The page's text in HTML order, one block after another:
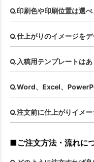
Q.印刷色や印刷位置は選べ
Q.仕上がりのイメージをデ
Q.入稿用テンプレートはあ
Q.Word、Excel、
Q.注文前に仕上がりイメー
■ご注文方法・流れに